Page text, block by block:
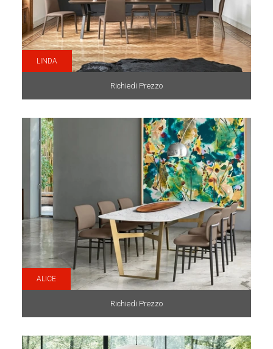
LINDA
Richiedi Prezzo
ALICE
Richiedi Prezzo